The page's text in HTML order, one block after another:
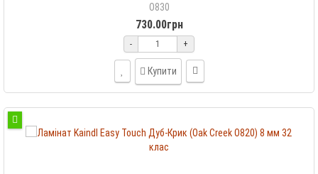
O830
730.00грн
- +
Купити